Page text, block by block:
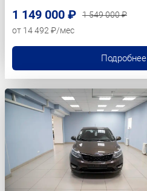
1 149 000 ₽
1 549 000 ₽
от 14 492 ₽/мес
Подробнее